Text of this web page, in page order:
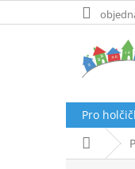
na
Pro
Domů